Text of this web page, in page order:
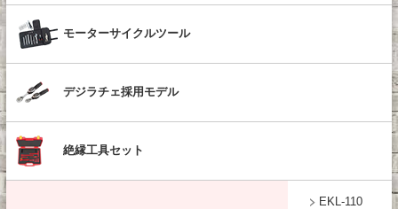
モーターサイクルツール
デジラチェ採用モデル
絶縁工具セット
EKL-110